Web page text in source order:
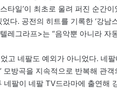
타일’이 최초로 울려 퍼진 순간
다. 공전의 히트를 기록한 ‘강
레그라프>는 “음악뿐 아니라 자
고 네팔도 예외가 아니었다. 네
모방곡을 지속적으로 반복해 관
네팔이 네팔 TV드라마에 출연